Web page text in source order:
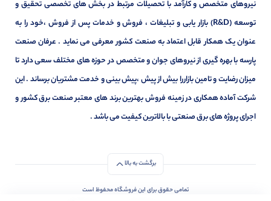
نیروهای متخصص و کارآمد با تحصیلات مرتبط در بخش های تخصصی تحقیق و
توسعه (R&D) بازار یابی و تبلیغات ، فروش و خدمات پس از فروش ،خود را به
عنوان یک همکار قابل اعتماد به صنعت کشور معرفی می نماید . عرفان صنعت
پارسه با بهره گیری از نیروهای جوان و متخصص در حوزه های مختلف سعی دارد تا
میزان رضایت و تامین بازاررا بیش از پیش ،پیش بینی و خدمت مشتریان برساند . این
شرکت آماده همکاری در زمینه فروش بهترین برند های معتبر صنعت برق کشور و
اجرای پروژه های برق صنعتی با بالاترین کیفیت می باشد .
برگشت به بالا
تمامی حقوق برای این فروشگاه محفوظ است